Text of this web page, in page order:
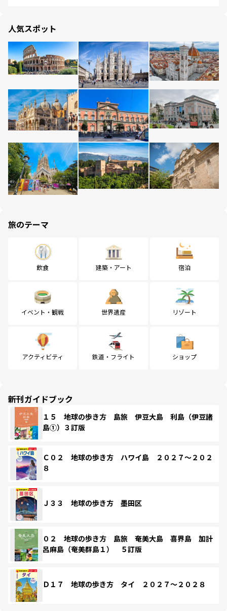
人気スポット
旅のテーマ
飲食 建築・アート 宿泊
イベント・観戦 世界遺産 リゾート
アクティビティ 鉄道・フライト ショップ
新刊ガイドブック
１５ 地球の歩き方 島旅 伊豆大島 利島（伊豆諸
島①）３訂版
Ｃ０２ 地球の歩き方 ハワイ島 ２０２７～２０２
８
Ｊ３３ 地球の歩き方 墨田区
０２ 地球の歩き方 島旅 奄美大島 喜界島 加計
呂麻島（奄美群島１） ５訂版
Ｄ１７ 地球の歩き方 タイ ２０２７～２０２８